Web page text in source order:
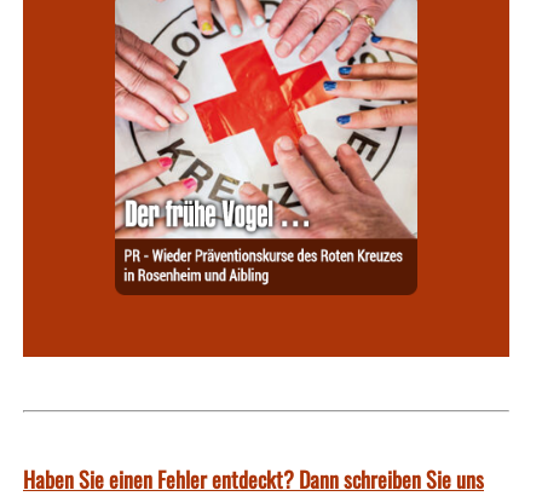
Haben Sie einen Fehler entdeckt? Dann schreiben Sie uns